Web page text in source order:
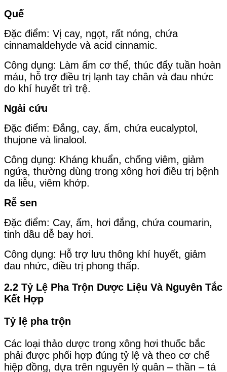
Quế
Đặc điểm: Vị cay, ngọt, rất nóng, chứa
cinnamaldehyde và acid cinnamic.
Công dụng: Làm ấm cơ thể, thúc đẩy tuần hoàn
máu, hỗ trợ điều trị lạnh tay chân và đau nhức
do khí huyết trì trệ.
Ngải cứu
Đặc điểm: Đắng, cay, ấm, chứa eucalyptol,
thujone và linalool.
Công dụng: Kháng khuẩn, chống viêm, giảm
ngứa, thường dùng trong xông hơi điều trị bệnh
da liễu, viêm khớp.
Rễ sen
Đặc điểm: Cay, ấm, hơi đắng, chứa coumarin,
tinh dầu dễ bay hơi.
Công dụng: Hỗ trợ lưu thông khí huyết, giảm
đau nhức, điều trị phong thấp.
2.2 Tỷ Lệ Pha Trộn Dược Liệu Và Nguyên Tắc
Kết Hợp
Tỷ lệ pha trộn
Các loại thảo dược trong xông hơi thuốc bắc
phải được phối hợp đúng tỷ lệ và theo cơ chế
hiệp đồng, dựa trên nguyên lý quân – thần – tá